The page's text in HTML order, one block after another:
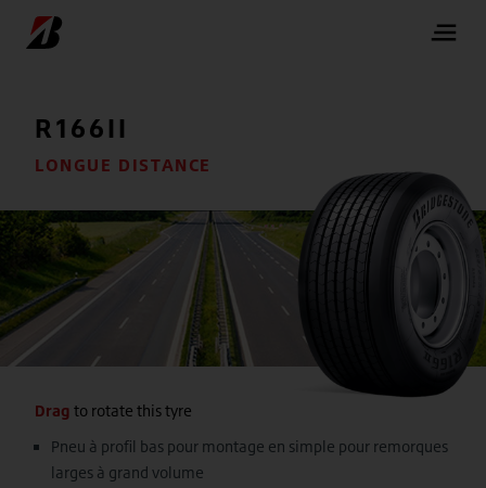
R166II
LONGUE DISTANCE
Drag to rotate this tyre
Pneu à profil bas pour montage en simple pour remorques
larges à grand volume